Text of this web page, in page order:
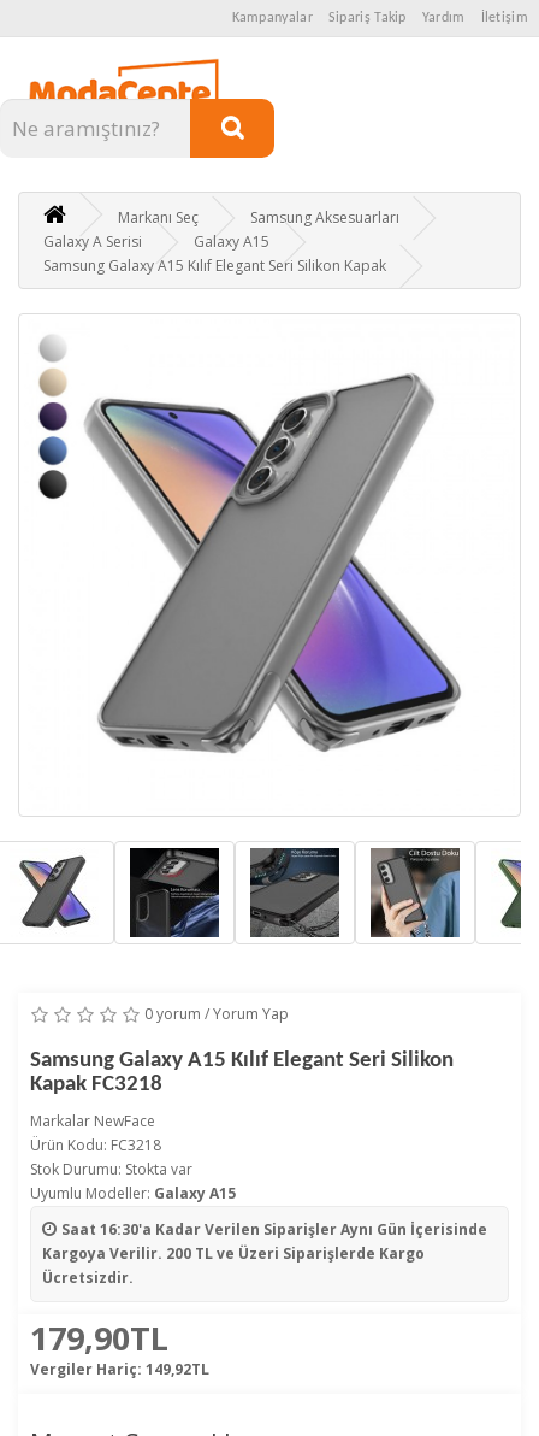
Kampanyalar Sipariş Takip Yardım İletişim
Kategoriler
Markanı Seç
Samsung Aksesuarları
Galaxy A Serisi
Galaxy A15
Samsung Galaxy A15 Kılıf Elegant Seri Silikon Kapak
0 yorum /Yorum Yap
Samsung Galaxy A15 Kılıf Elegant Seri Silikon
Kapak FC3218
Markalar NewFace
Ürün Kodu: FC3218
Stok Durumu: Stokta var
Uyumlu Modeller: Galaxy A15
Saat 16:30'a Kadar Verilen SiparişlerAynı Gün İçerisinde
Kargoya Verilir. 200 TL ve Üzeri Siparişlerde Kargo
Ücretsizdir.
179,90TL
Vergiler Hariç: 149,92TL